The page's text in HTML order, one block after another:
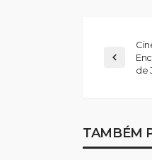
de
TAMBÉM